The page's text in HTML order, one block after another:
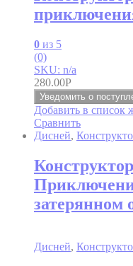
0 из 5
(0)
SKU: n/a
280.00Р
Уведомить о
Добавить в список
Сравнить
Дисней,
затерянном
Дисней,